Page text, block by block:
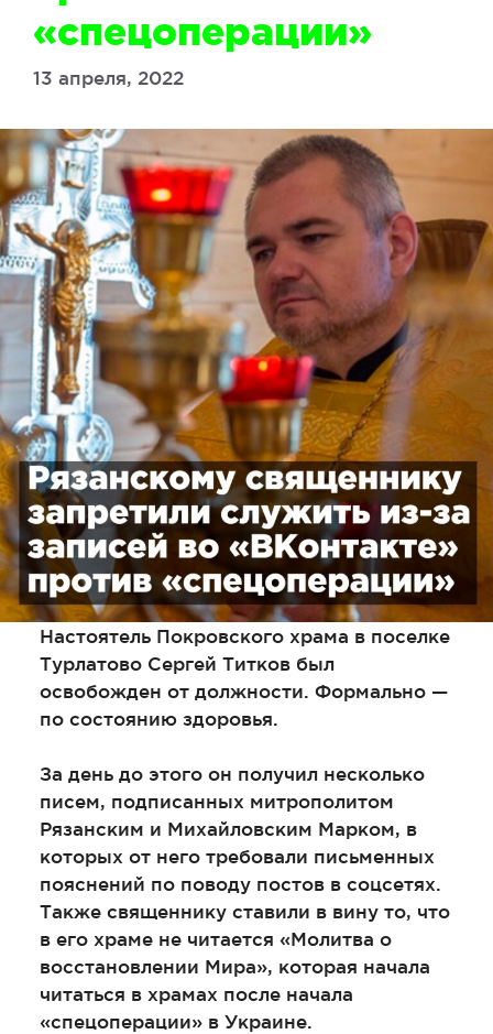
«спецоперации»
13 апреля, 2022
Настоятель Покровского храма в поселке
Турлатово Сергей Титков был
освобожден от должности. Формально —
по состоянию здоровья.
За день до этого он получил несколько
писем, подписанных митрополитом
Рязанским и Михайловским Марком, в
которых от него требовали письменных
пояснений по поводу постов в соцсетях.
Также священнику ставили в вину то, что
в его храме не читается «Молитва о
восстановлении Мира», которая начала
читаться в храмах после начала
«спецоперации» в Украине.